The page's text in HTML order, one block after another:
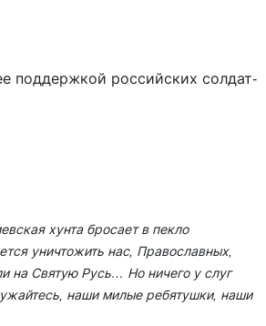
поддержкой российских солдат-
хунта бросает в пекло
уничтож­ить нас, Православны­х,
на Свят­ую Русь… Но ничего у слуг
наши милые ре­бятушки, наши